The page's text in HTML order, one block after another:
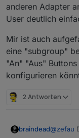
@Mooo:
Screencast
anderen Adapter
User deutlich
Mir ist auch
eine "subgroup"
"An" "Aus"
konfigurieren
2 Antworten
braindead@zefau